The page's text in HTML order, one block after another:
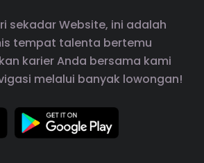
sekadar Website, ini adalah
tempat talenta bertemu
karier Anda bersama kami
melalui banyak lowongan!